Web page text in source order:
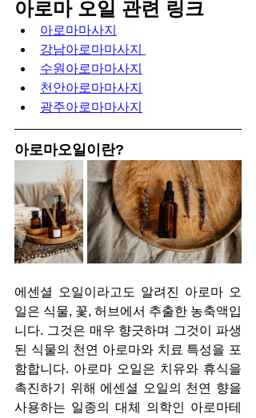
아로마 오일 관련 링크
아로마마사지
강남아로마마사지
수원아로마마사지
천안아로마마사지
광주아로마마사지
아로마오일이란?
에센셜 오일이라고도 알려진 아로마 오
일은 식물, 꽃, 허브에서 추출한 농축액입
니다. 그것은 매우 향긋하며 그것이 파생
된 식물의 천연 아로마와 치료 특성을 포
함합니다. 아로마 오일은 치유와 휴식을
촉진하기 위해 에센셜 오일의 천연 향을
사용하는 일종의 대체 의학인 아로마테